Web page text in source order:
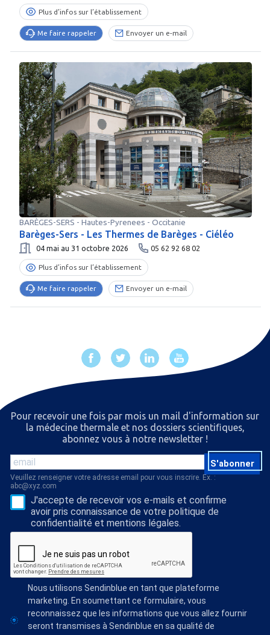
Plus d’infos sur l’établissement
Me faire rappeler Envoyer un e-mail
BARÈGES-SERS - Hautes-Pyrenees - Occitanie
Barèges-Sers - Les Thermes de Barèges - Ciéléo
04 mai au 31 octobre 2026 05 62 92 68 02
Plus d’infos sur l’établissement
Me faire rappeler Envoyer un e-mail
Pour recevoir une fois par mois un mail d'information sur
la médecine thermale et nos dossiers scientiﬁques,
abonnez vous à notre newsletter !
S'abonner
Veuillez renseigner votre adresse email pour vous inscrire. Ex. :
abc@xyz.com
J'accepte de recevoir vos e-mails et confirme
avoir pris connaissance de votre politique de
confidentialité et mentions légales.
Nous utilisons Sendinblue en tant que plateforme
marketing. En soumettant ce formulaire, vous
reconnaissez que les informations que vous allez fournir
seront transmises à Sendinblue en sa qualité de